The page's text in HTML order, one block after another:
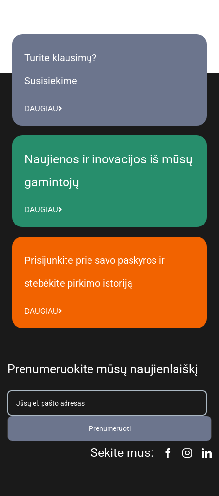
Turite klausimų?
Susisiekime
DAUGIAU
Naujienos ir inovacijos iš mūsų
gamintojų
DAUGIAU
Prisijunkite prie savo paskyros ir
stebėkite pirkimo istoriją
DAUGIAU
Prenumeruokite mūsų naujienlaiškį
Prenumeruoti
Sekite mus: